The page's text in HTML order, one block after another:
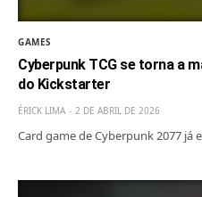
GAMES
Cyberpunk TCG se torna a
do Kickstarter
ÉRICK LIMA 2 DE ABRIL DE 2026
Card game de Cyberpunk 2077 já